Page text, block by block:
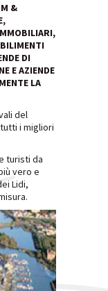
&
DI
E AZIENDE
LA
del
i migliori
turisti da
vero e
Lidi,